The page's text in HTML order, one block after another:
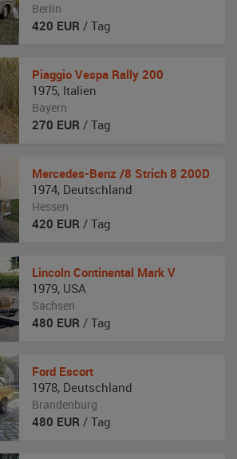
Berlin
420 EUR / Tag
Piaggio Vespa Rally 200
1975, Italien
Bayern
270 EUR / Tag
Mercedes-Benz /8 Strich 8 200D
1974, Deutschland
Hessen
420 EUR / Tag
Lincoln Continental Mark V
1979, USA
Sachsen
480 EUR / Tag
Ford Escort
1978, Deutschland
Brandenburg
480 EUR / Tag